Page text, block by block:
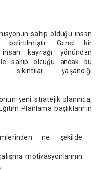
sahip olduğu insan
belirtilmiştir. Genel bir
insan kaynağı yönünden
sahip olduğu ancak bu
sıkıntılar yaşandığı
yeni stratejik planında,
Planlama başlıklarının
ne şekilde
motivasyonlarının